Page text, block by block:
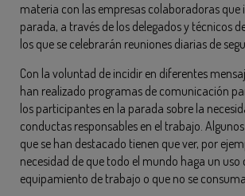
materia con las empresas colaboradoras que
parada, a través de los delegados y técnicos
los que se celebrarán reuniones diarias de
Con la voluntad de incidir en diferentes
han realizado programas de comunicación
los participantes en la parada sobre la
conductas responsables en el trabajo.
que se han destacado tienen que ver, por
necesidad de que todo el mundo haga un uso
equipamiento de trabajo o que no se